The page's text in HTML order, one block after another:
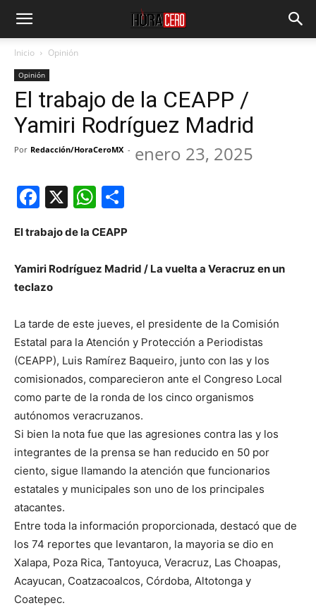
Inicio Opinión
Opinión
El trabajo de la CEAPP /
Yamiri Rodríguez Madrid
Por Redacción/HoraCeroMX - enero 23, 2025
Facebook
X WhatsApp
El trabajo de la CEAPP
Yamiri Rodríguez Madrid / La vuelta a Veracruz en un
teclazo
La tarde de este jueves, el presidente de la Comisión
Estatal para la Atención y Protección a Periodistas
(CEAPP), Luis Ramírez Baqueiro, junto con las y los
comisionados, comparecieron ante el Congreso Local
como parte de la ronda de los cinco organismos
autónomos veracruzanos.
Si bien la nota fue que las agresiones contra las y los
integrantes de la prensa se han reducido en 50 por
ciento, sigue llamando la atención que funcionarios
estatales y municipales son uno de los principales
atacantes.
Entre toda la información proporcionada, destacó que de
los 74 reportes que levantaron, la mayoria se dio en
Xalapa, Poza Rica, Tantoyuca, Veracruz, Las Choapas,
Acayucan, Coatzacoalcos, Córdoba, Altotonga y
Coatepec.